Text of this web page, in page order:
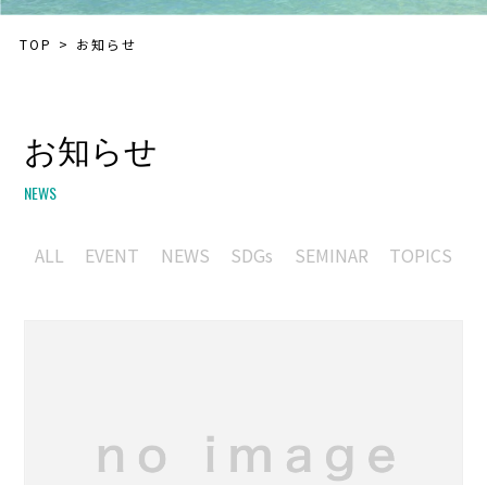
TOP お知らせ
お知らせ
NEWS
ALL EVENT NEWS SDGs SEMINAR TOPICS